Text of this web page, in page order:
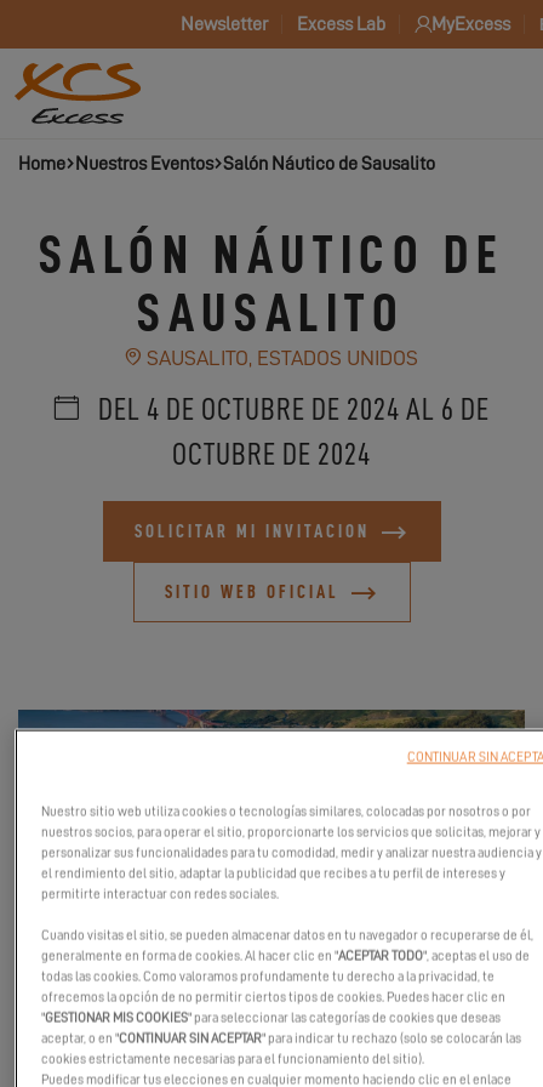
Newsletter Excess Lab MyExcess
Home Nuestros Eventos Salón Náutico de Sausalito
SALÓN NÁUTICO DE
SAUSALITO
SAUSALITO, ESTADOS UNIDOS
DEL 4 DE OCTUBRE DE 2024 AL 6 DE
OCTUBRE DE 2024
SOLICITAR MI INVITACION
SITIO WEB OFICIAL
Estamos encantados de presentar los innovadoresExcess 11
Excess 14; catamaranes que rompen expectativas y aportan
nuevos estándares al mundo de las sensaciones de la
navegación.
Nuestro sitio web utiliza cookies o tecnologías similares, colocadas por nosotros o por
nuestros socios, para operar el sitio, proporcionarte los servicios que solicitas, mejorar y
personalizar sus funcionalidades para tu comodidad, medir y analizar nuestra audiencia y
el rendimiento del sitio, adaptar la publicidad que recibes a tu perfil de intereses y
permitirte interactuar con redes sociales.
Cuando visitas el sitio, se pueden almacenar datos en tu navegador o recuperarse de él,
generalmente en forma de cookies. Al hacer clic en "ACEPTAR TODO", aceptas el uso de
todas las cookies. Como valoramos profundamente tu derecho a la privacidad, te
ofrecemos la opción de no permitir ciertos tipos de cookies. Puedes hacer clic en
"GESTIONAR MIS COOKIES" para seleccionar las categorías de cookies que deseas
aceptar, o en "CONTINUAR SIN ACEPTAR" para indicar tu rechazo (solo se colocarán las
cookies estrictamente necesarias para el funcionamiento del sitio).
Puedes modificar tus elecciones en cualquier momento haciendo clic en el enlace
CONTINUAR SIN